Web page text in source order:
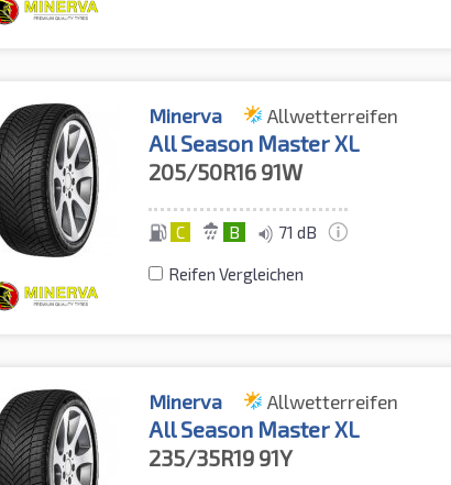
Minerva Allwetterreifen
All Season Master XL
205/50R16 91W
C B 71 dB
Reifen Vergleichen
Minerva Allwetterreifen
All Season Master XL
235/35R19 91Y